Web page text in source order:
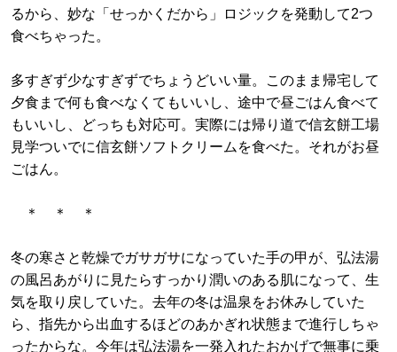
るから、妙な「せっかくだから」ロジックを発動して2つ
食べちゃった。
多すぎず少なすぎずでちょうどいい量。このまま帰宅して
夕食まで何も食べなくてもいいし、途中で昼ごはん食べて
もいいし、どっちも対応可。実際には帰り道で信玄餅工場
見学ついでに信玄餅ソフトクリームを食べた。それがお昼
ごはん。
＊ ＊ ＊
冬の寒さと乾燥でガサガサになっていた手の甲が、弘法湯
の風呂あがりに見たらすっかり潤いのある肌になって、生
気を取り戻していた。去年の冬は温泉をお休みしていた
ら、指先から出血するほどのあかぎれ状態まで進行しちゃ
ったからな。今年は弘法湯を一発入れたおかげで無事に乗